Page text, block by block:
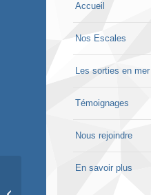
Accueil
Nos Escales
Les sorties en mer
Témoignages
Nous rejoindre
En savoir plus